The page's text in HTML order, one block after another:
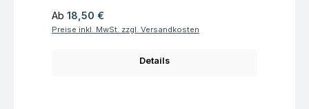
Regulärer Preis:
Ab 18,50 €
Preise inkl. MwSt. zzgl. Versandkosten
Details